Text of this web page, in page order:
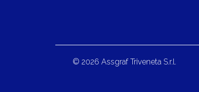
© 2026 Assgraf Triveneta S.r.l.